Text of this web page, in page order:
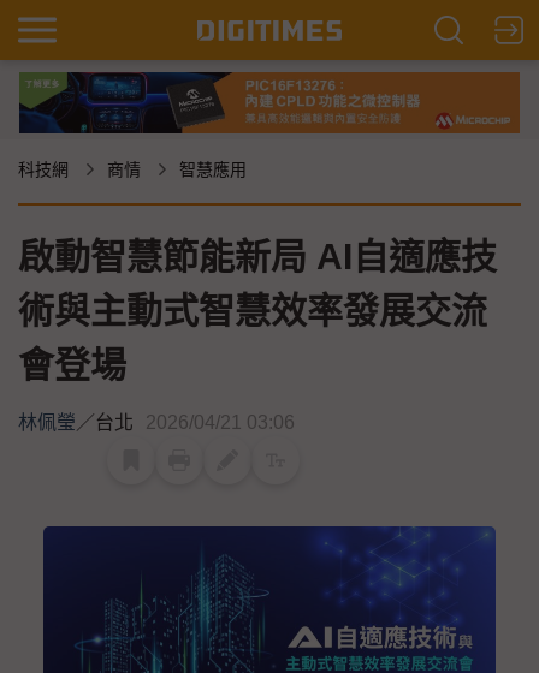
科技網 商情 智慧應用
啟動智慧節能新局 AI自適應技
術與主動式智慧效率發展交流
會登場
林佩瑩／台北 2026/04/21 03:06